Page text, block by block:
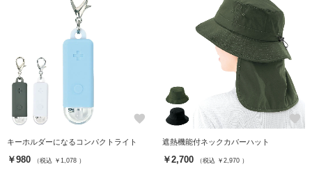
favorite
キーホルダーになるコンパクトライト
￥980 （税込 ￥1,078 ）
favorite
遮熱機能付ネックカバーハット
￥2,700 （税込 ￥2,970 ）